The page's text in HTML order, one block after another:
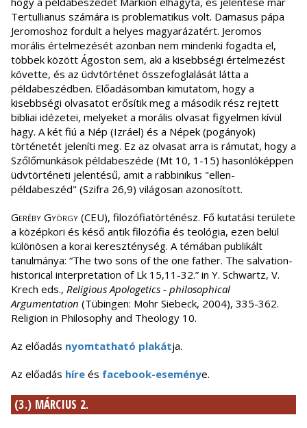
Tertullianus számára is problematikus volt. Damasus pápa
Jeromoshoz fordult a helyes magyarázatért. Jeromos
morális értelmezését azonban nem mindenki fogadta el,
többek között Ágoston sem, aki a kisebbségi értelmezést
követte, és az üdvtörténet összefoglalását látta a
példabeszédben. Előadásomban kimutatom, hogy a
kisebbségi olvasatot erősítik meg a második rész rejtett
bibliai idézetei, melyeket a morális olvasat figyelmen kívül
hagy. A két fiú a Nép (Izráel) és a Népek (pogányok)
történetét jeleníti meg. Ez az olvasat arra is rámutat, hogy a
Szőlőmunkások példabeszéde (Mt 10, 1-15) hasonlóképpen
üdvtörténeti jelentésű, amit a rabbinikus "ellen-
példabeszéd" (Szifra 26,9) világosan azonosított.
Geréby György (CEU), filozófiatörténész. Fő kutatási területe
a középkori és késő antik filozófia és teológia, ezen belül
különösen a korai kereszténység. A témában publikált
tanulmánya: “The two sons of the one father. The salvation-
historical interpretation of Lk 15,11-32.” in Y. Schwartz, V.
Krech eds., Religious Apologetics - philosophical
Argumentation (Tübingen: Mohr Siebeck, 2004), 335-362.
Religion in Philosophy and Theology 10.
Az előadás nyomtatható plakátja.
Az előadás híre és facebook-eseménye.
(3.) MÁRCIUS 2.